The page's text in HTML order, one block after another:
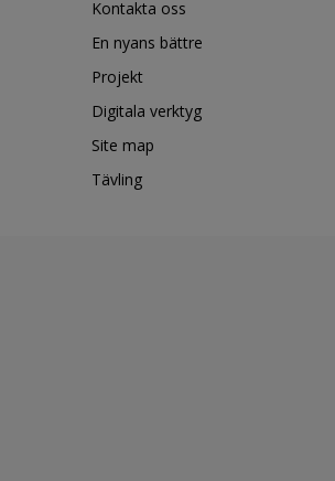
Kontakta oss
En nyans bättre
Projekt
Digitala verktyg
Site map
Tävling